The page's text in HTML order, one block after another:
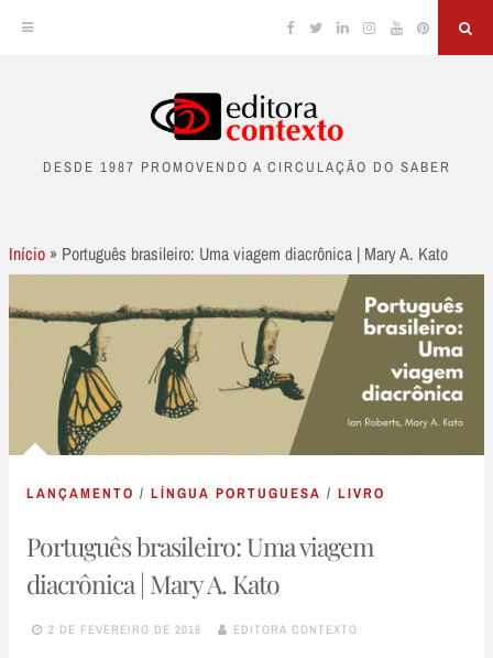
content
Facebook
TwitterLinkedinInstagram
YouTubePinterest
DESDE 1987 PROMOVENDO A CIRCULAÇÃO DO SABER
Início » Português brasileiro: Uma viagem diacrônica | Mary A. Kato
LANÇAMENTO / LÍNGUA PORTUGUESA / LIVRO
Português brasileiro: Uma viagem
diacrônica | Mary A. Kato
2 DE FEVEREIRO DE 2018 EDITORA CONTEXTO